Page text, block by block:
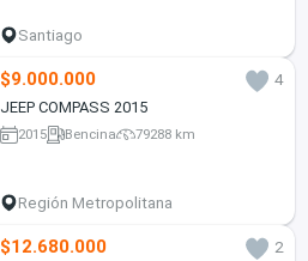
Santiago
$9.000.000
4
JEEP COMPASS 2015
2015 Bencina 79288 km
Región Metropolitana
$12.680.000
2